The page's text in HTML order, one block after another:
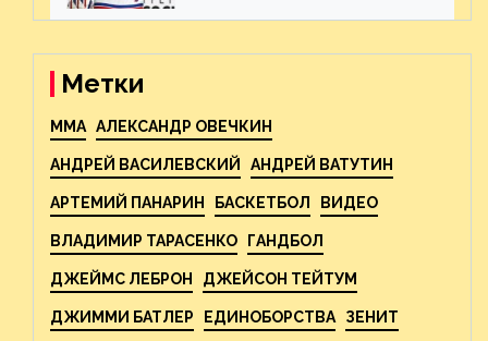
предстоящего финала
Метки
MMA АЛЕКСАНДР ОВЕЧКИН
АНДРЕЙ ВАСИЛЕВСКИЙ АНДРЕЙ ВАТУТИН
АРТЕМИЙ ПАНАРИН БАСКЕТБОЛ ВИДЕО
ВЛАДИМИР ТАРАСЕНКО ГАНДБОЛ
ДЖЕЙМС ЛЕБРОН ДЖЕЙСОН ТЕЙТУМ
ДЖИММИ БАТЛЕР ЕДИНОБОРСТВА ЗЕНИТ